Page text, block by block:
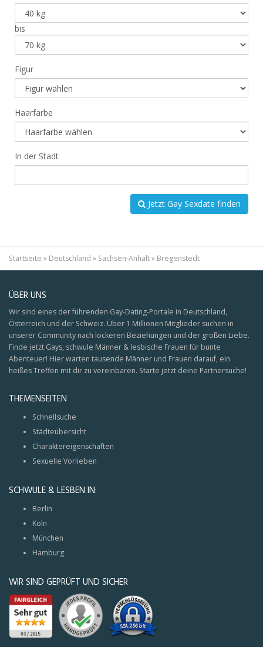
bis
Figur
Haarfarbe
In der Stadt
Jetzt Gay Sexdate finden
Startseite » Deutschland » Sachsen-Anhalt» Bregenstedt
ÜBER UNS
Wir sind eines der führenden Gay-Dating-Portale in Deutschland,
Österreich und der Schweiz. Über 1 Millionen Mitglieder suchen in
unserer Community nach lockeren Beziehungen und der großen Liebe.
Finde jetzt Gays, schwule Männer & lesbische Frauen für bunte
Abenteuer! Hier warten tausende Männer und Frauen darauf, ein
heißes Treffen mit dir zu vereinbaren. Starte jetzt deine Partnersuche!
THEMENSEITEN
Schnellsuche
Städteübersicht
Charaktereigenschaften
Sexuelle Vorlieben
SCHWULE & LESBEN IN:
Berlin
Köln
München
Hamburg
WIR SIND GEPRÜFT UND SICHER